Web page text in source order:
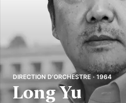
DIRECTION D’ORCHESTRE · 1964
Long Yu